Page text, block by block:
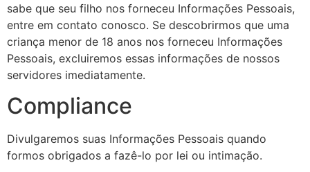
sabe que seu filho nos forneceu Informações Pessoais,
entre em contato conosco. Se descobrirmos que uma
criança menor de 18 anos nos forneceu Informações
Pessoais, excluiremos essas informações de nossos
servidores imediatamente.
Compliance
Divulgaremos suas Informações Pessoais quando
formos obrigados a fazê-lo por lei ou intimação.